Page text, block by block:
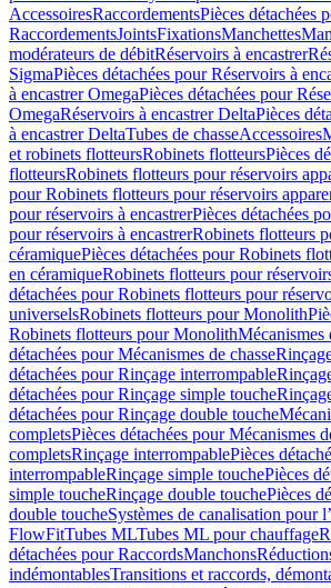
AccessoiresRaccordementsPièces détachées
RaccordementsJointsFixationsManchettes
modérateurs de débitRéservoirs à encastrer
SigmaPièces détachées pour Réservoirs à
à encastrer OmegaPièces détachées pour
OmegaRéservoirs à encastrer DeltaPièces
à encastrer DeltaTubes de chasseAccessoires
et robinets flotteursRobinets flotteursPièces
flotteursRobinets flotteurs pour réservoirs
pour Robinets flotteurs pour réservoirs
pour réservoirs à encastrerPièces détachées
pour réservoirs à encastrerRobinets flotteurs
céramiquePièces détachées pour Robinets
en céramiqueRobinets flotteurs pour
détachées pour Robinets flotteurs pour
universelsRobinets flotteurs pour Monolith
Robinets flotteurs pour MonolithMécanismes
détachées pour Mécanismes de chasse
détachées pour Rinçage interrompable
détachées pour Rinçage simple touche
détachées pour Rinçage double touche
completsPièces détachées pour Mécanismes
completsRinçage interrompablePièces
interrompableRinçage simple touchePièces
simple toucheRinçage double touchePièces
double toucheSystèmes de canalisation pour
FlowFitTubes MLTubes ML pour chauffage
détachées pour RaccordsManchons
indémontablesTransitions et raccords,